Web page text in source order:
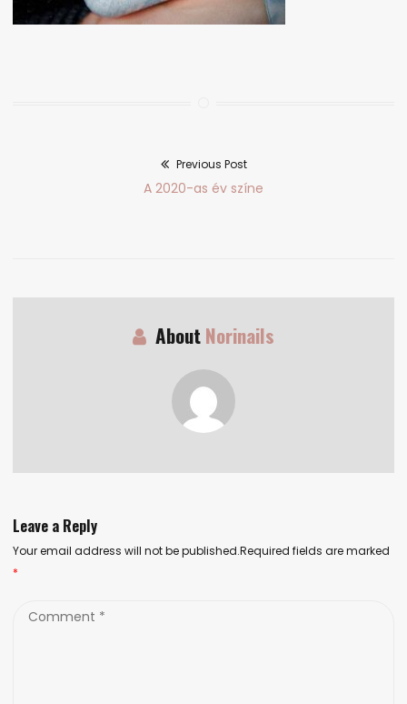
Previous Post
Previous
A 2020-as év színe
AboutNorinails
Leave a Reply
Your email address will not be published.Required fields are marked
*
Comment